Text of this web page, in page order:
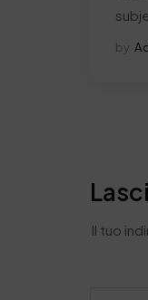
by
Il tuo